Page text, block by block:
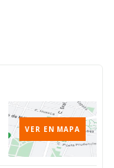
VER EN MAPA